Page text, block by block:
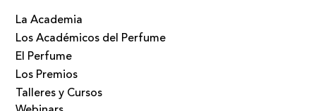
La Academia
Los Académicos del Perfume
El Perfume
Los Premios
Talleres y Cursos